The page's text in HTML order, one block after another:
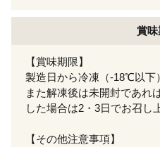
賞
【賞味期限】
製造日から冷凍（-18℃以下
また解凍後は未開封であれ
した場合は2・3日でお召し
【その他注意事項】